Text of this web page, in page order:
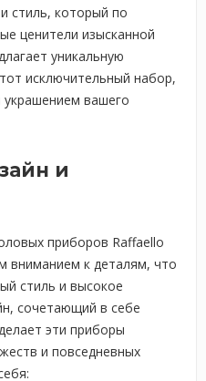
стиль, который по
ценители изысканной
уникальную
исключительный набор,
вашего
и
приборов Raffaello
вниманием к деталям, что
стиль и высокое
сочетающий в себе
эти приборы
и повседневных